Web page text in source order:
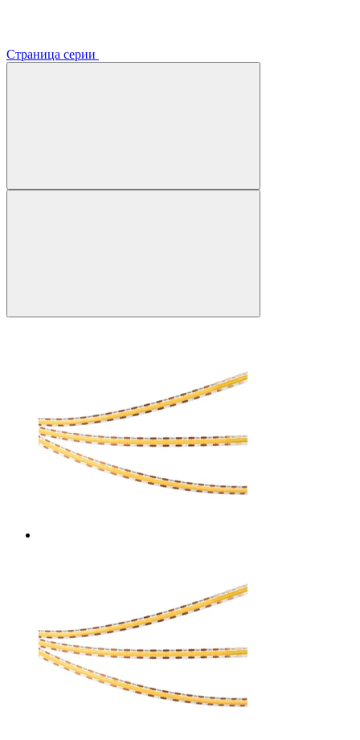
Страница серии